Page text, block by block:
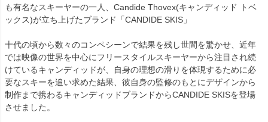
も有名なスキーヤーの一人、Candide Thovex(キャンディッド トベ
ックス)が立ち上げたブランド「CANDIDE SKIS」
十代の頃から数々のコンペシーンで結果を残し世間を驚かせ、近年
では映像の世界を中心にフリースタイルスキーヤーから注目され続
けているキャンディッドが、自身の理想の滑りを体現するために必
要なスキーを追い求めた結果、彼自身の監修のもとにデザインから
制作まで携わるキャンディッドブランドからCANDIDE SKISを登場
させました。